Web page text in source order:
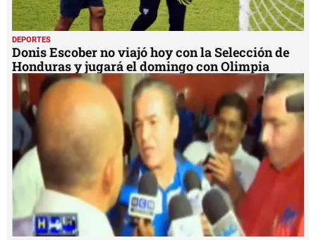
DEPORTES
Donis Escober no viajó hoy con la Selección de
Honduras y jugará el domingo con Olimpia